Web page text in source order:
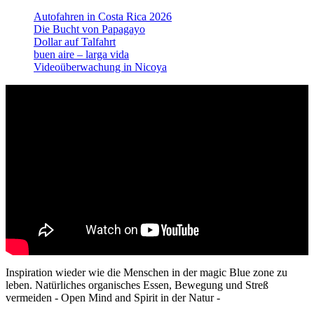
Autofahren in Costa Rica 2026
Die Bucht von Papagayo
Dollar auf Talfahrt
buen aire – larga vida
Videoüberwachung in Nicoya
Inspiration wieder wie die Menschen in der magic Blue zone zu
leben. Natürliches organisches Essen, Bewegung und Streß
vermeiden - Open Mind and Spirit in der Natur -